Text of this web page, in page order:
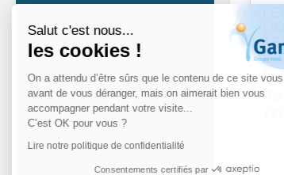
Salut c'est nous...
les cookies !
On a attendu d’être sûrs que le contenu de ce site
avant de vous déranger, mais on aimerait bien vous
accompagner pendant votre visite...
C’est OK pour vous ?
Lire notre politique de confidentialité
Consentements certifiés par